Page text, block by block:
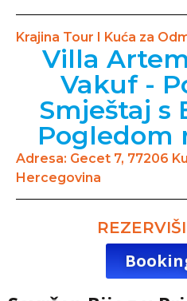
Krajina Tour I Kuća za
Villa
Vakuf -
Smještaj s
Pogledom
Adresa: Gecet 7, 77206
Hercegovina